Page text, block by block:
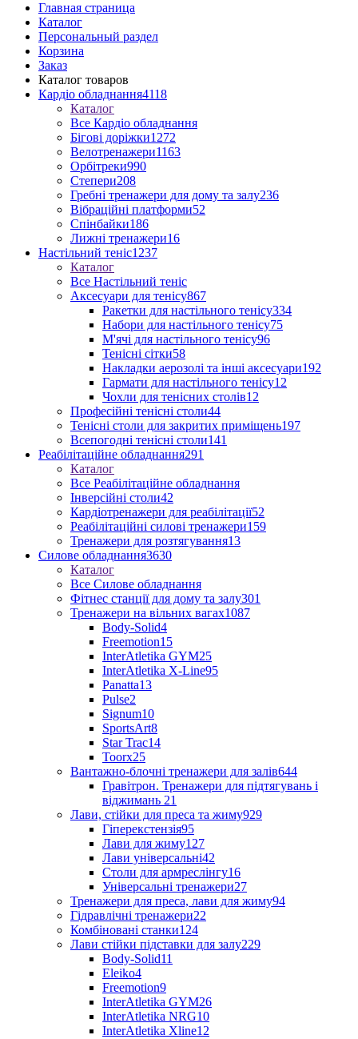
Главная страница
Каталог
Персональный раздел
Корзина
Заказ
Каталог товаров
Кардіо обладнання4118
Каталог
Все Кардіо обладнання
Бігові доріжки1272
Велотренажери1163
Орбітреки990
Степери208
Гребні тренажери для дому та залу236
Вібраційні платформи52
Спінбайки186
Лижні тренажери16
Настільний теніс1237
Каталог
Все Настільний теніс
Аксесуари для тенісу867
Ракетки для настільного тенісу334
Набори для настільного тенісу75
М'ячі для настільного тенісу96
Тенісні сітки58
Накладки аерозолі та інші аксесуари192
Гармати для настільного тенісу12
Чохли для тенісних столів12
Професійні тенісні столи44
Тенісні столи для закритих приміщень197
Всепогодні тенісні столи141
Реабілітаційне обладнання291
Каталог
Все Реабілітаційне обладнання
Інверсійні столи42
Кардіотренажери для реабілітації52
Реабілітаційні силові тренажери159
Тренажери для розтягування13
Силове обладнання3630
Каталог
Все Силове обладнання
Фітнес станції для дому та залу301
Тренажери на вільних вагах1087
Body-Solid4
Freemotion15
InterAtletika GYM25
InterAtletika X-Line95
Panatta13
Pulse2
Signum10
SportsArt8
Star Trac14
Toorx25
Вантажно-блочні тренажери для залів644
Гравітрон. Тренажери для підтягувань і
віджимань 21
Лави, стійки для преса та жиму929
Гіперекстензія95
Лави для жиму127
Лави універсальні42
Столи для армреслінгу16
Універсальні тренажери27
Тренажери для преса, лави для жиму94
Гідравлічні тренажери22
Комбіновані станки124
Лави стійки підставки для залу229
Body-Solid11
Eleiko4
Freemotion9
InterAtletika GYM26
InterAtletika NRG10
InterAtletika Xline12